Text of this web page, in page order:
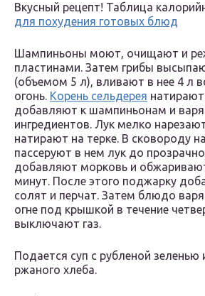
Вкусный рецепт! Таблица
для похудения готовых блюд
Шампиньоны моют, очищают и
пластинами. Затем грибы
(объемом 5 л), вливают в нее 4 л
огонь. Корень сельдерея натирают
добавляют к шампиньонам и
ингредиентов. Лук мелко
натирают на терке. В сковороду
пассеруют в нем лук до
добавляют морковь и
минут. После этого поджарку
солят и перчат. Затем блюдо
огне под крышкой в течение
выключают газ.
Подается суп с рубленой
ржаного хлеба.